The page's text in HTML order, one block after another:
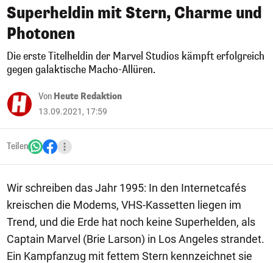
Superheldin mit Stern, Charme und
Photonen
Die erste Titelheldin der Marvel Studios kämpft erfolgreich
gegen galaktische Macho-Allüren.
Von Heute Redaktion
13.09.2021, 17:59
Teilen
Wir schreiben das Jahr 1995: In den Internetcafés
kreischen die Modems, VHS-Kassetten liegen im
Trend, und die Erde hat noch keine Superhelden, als
Captain Marvel (Brie Larson) in Los Angeles strandet.
Ein Kampfanzug mit fettem Stern kennzeichnet sie